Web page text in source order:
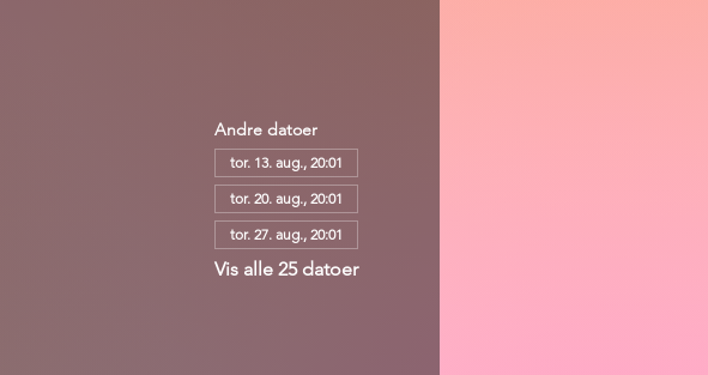
Andre datoer
tor. 13. aug., 20:01
tor. 20. aug., 20:01
tor. 27. aug., 20:01
Vis alle 25 datoer